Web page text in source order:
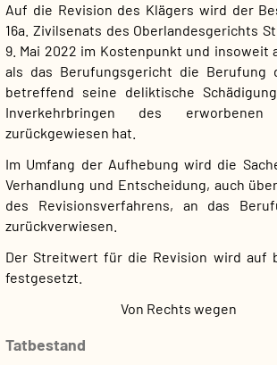
Auf die Revision des Klägers wird der
16a. Zivilsenats des Oberlandesgerichts
9. Mai 2022 im Kostenpunkt und insoweit
als das Berufungsgericht die Berufung
betreffend seine deliktische
Inverkehrbringen des erworbenen
zurückgewiesen hat.
Im Umfang der Aufhebung wird die
Verhandlung und Entscheidung, auch
des Revisionsverfahrens, an das
zurückverwiesen.
Der Streitwert für die Revision wird auf
festgesetzt.
Von Rechts wegen
Tatbestand